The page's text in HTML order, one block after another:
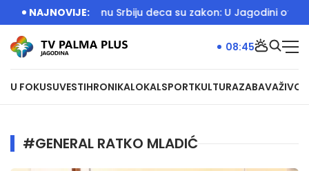
NAJNOVIJE:
Za Jedinstvenu Srbiju deca su zakon: U Jagodini
U FOKUSUVESTIHRONIKALOKALSPORTKULTURAZABAVAŽIVOT
08:45
#GENERAL RATKO MLADIĆ